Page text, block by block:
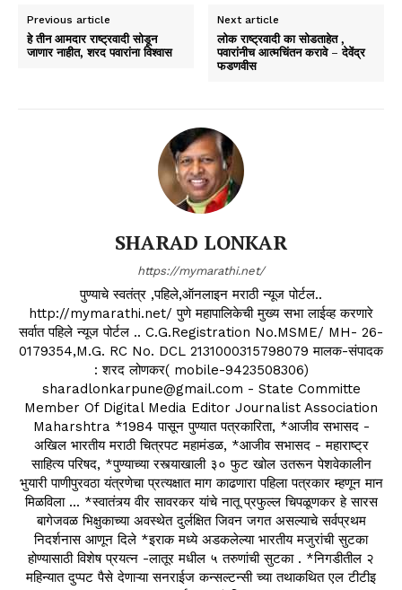
Previous article
हे तीन आमदार राष्ट्रवादी सोडून
जाणार नाहीत, शरद पवारांना विश्वास
Next article
लोक राष्ट्रवादी का सोडताहेत ,
पवारांनीच आत्मचिंतन करावे – देवेंद्र
फडणवीस
SHARAD LONKAR
https://mymarathi.net/
पुण्याचे स्वतंत्र ,पहिले,ऑनलाइन मराठी न्यूज पोर्टल..
http://mymarathi.net/ पुणे महापालिकेची मुख्य सभा लाईव्ह करणारे
सर्वात पहिले न्यूज पोर्टल .. C.G.Registration No.MSME/ MH- 26-
0179354,M.G. RC No. DCL 2131000315798079 मालक-संपादक
: शरद लोणकर( mobile-9423508306)
sharadlonkarpune@gmail.com - State Committe
Member Of Digital Media Editor Journalist Association
Maharshtra *1984 पासून पुण्यात पत्रकारिता, *आजीव सभासद -
अखिल भारतीय मराठी चित्रपट महामंडळ, *आजीव सभासद - महाराष्ट्र
साहित्य परिषद, *पुण्याच्या रस्त्याखाली ३० फुट खोल उतरून पेशवेकालीन
भुयारी पाणीपुरवठा यंत्रणेचा प्रत्यक्षात माग काढणारा पहिला पत्रकार म्हणून मान
मिळविला ... *स्वातंत्र्य वीर सावरकर यांचे नातू प्रफुल्ल चिपळूणकर हे सारस
बागेजवळ भिक्षुकाच्या अवस्थेत दुर्लक्षित जिवन जगत असल्याचे सर्वप्रथम
निदर्शनास आणून दिले *इराक मध्ये अडकलेल्या भारतीय मजुरांची सुटका
होण्यासाठी विशेष प्रयत्न -लातूर मधील ५ तरुणांची सुटका . *निगडीतील २
महिन्यात दुप्पट पैसे देणाऱ्या सनराईज कन्सल्टन्सी च्या तथाकथित एल टीटीइ